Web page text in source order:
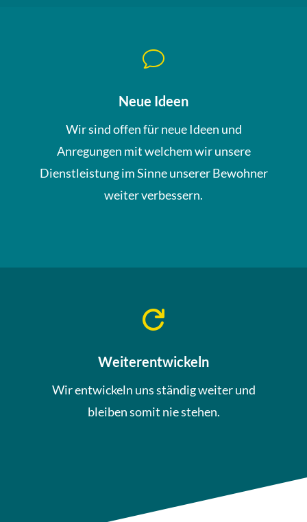
v
Neue Ideen
Wir sind offen für neue Ideen und
Anregungen mit welchem wir unsere
Dienstleistung im Sinne unserer Bewohner
weiter verbessern.

Weiterentwickeln
Wir entwickeln uns ständig weiter und
bleiben somit nie stehen.